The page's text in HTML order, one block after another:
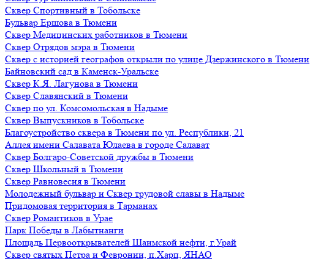
Сквер Спортивный в Тобольске
Бульвар Ершова в Тюмени
Сквер Медицинских работников в Тюмени
Сквер Отрядов мэра в Тюмени
Сквер с историей географов открыли по улице Дзержинского в Тюмени
Байновский сад в Каменск-Уральске
Сквер К.Я. Лагунова в Тюмени
Сквер Славянский в Тюмени
Сквер по ул. Комсомольская в Надыме
Сквер Выпускников в Тобольске
Благоустройство сквера в Тюмени по ул. Республики, 21
Аллея имени Салавата Юлаева в городе Салават
Сквер Болгаро-Советской дружбы в Тюмени
Сквер Школьный в Тюмени
Сквер Равновесия в Тюмени
Молодежный бульвар и Сквер трудовой славы в Надыме
Придомовая территория в Тарманах
Сквер Романтиков в Урае
Парк Победы в Лабытнанги
Площадь Первооткрывателей Шаимской нефти, г.Урай
Сквер святых Петра и Февронии, п.Харп, ЯНАО